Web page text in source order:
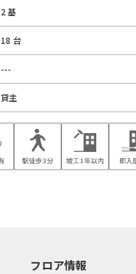
2 基
18 台
---
貸主
フロア情報